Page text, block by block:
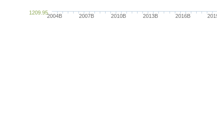
2004B 2007B 2010B 2013B 2016B
1209.95